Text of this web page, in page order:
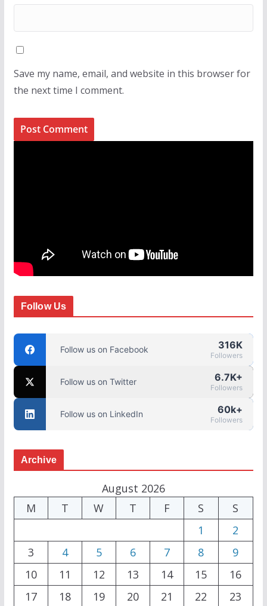
Save my name, email, and website in this browser for
the next time I comment.
Follow Us
Follow us on Facebook 316K
Followers
Follow us on Twitter 6.7K+
Followers
Follow us on LinkedIn 60k+
Followers
Archive
August 2026
M
T W T F S
S
1
2
3
4 5 6 7 8
9
10
11 12 13 14 15
16
17
18 19 20 21 22
23